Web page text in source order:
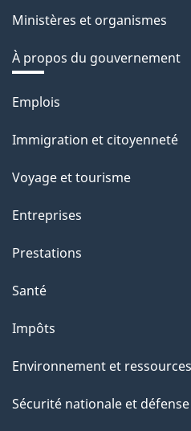
Ministères et organismes
À propos du gouvernement
Thèmes
sujets
Emplois
Immigration et citoyenneté
Voyage et tourisme
Entreprises
Prestations
Santé
Impôts
Environnement et
Sécurité nationale et défense